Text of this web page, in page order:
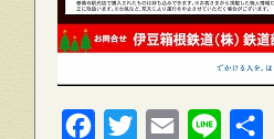
FacebookTwitter Email Line